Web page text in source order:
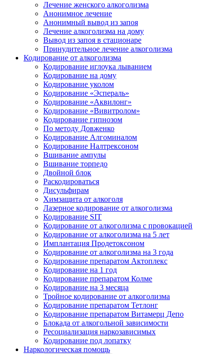
Лечение женского алкоголизма
Анонимное лечение
Анонимный вывод из запоя
Лечение алкоголизма на дому
Вывод из запоя в стационаре
Принудительное лечение алкоголизма
Кодирование от алкоголизма
Кодирование иглоука лыванием
Кодирование на дому
Кодирование уколом
Кодирование «Эспераль»
Кодирование «Аквилонг»
Кодирование «Вивитролом»
Кодирование гипнозом
По методу Довженко
Кодирование Алгоминалом
Кодирование Налтрексоном
Вшивание ампулы
Вшивание торпедо
Двойной блок
Раскодироваться
Дисульфирам
Химзащита от алкоголя
Лазерное кодирование от алкоголизма
Кодирование SIT
Кодирование от алкоголизма с провокацией
Кодирование от алкоголизма на 5 лет
Имплантация Продетоксоном
Кодирование от алкоголизма на 3 года
Кодирование препаратом Актоплекс
Кодирование на 1 год
Кодирование препаратом Колме
Кодирование на 3 месяца
Тройное кодирование от алкоголизма
Кодирование препаратом Тетлонг
Кодирование препаратом Витамерц Депо
Блокада от алкогольной зависимости
Ресоциализация наркозависимых
Кодирование под лопатку
Наркологическая помощь